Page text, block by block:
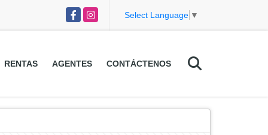
FacebookInstagram Select Language ▼
RENTAS AGENTES CONTÁCTENOS